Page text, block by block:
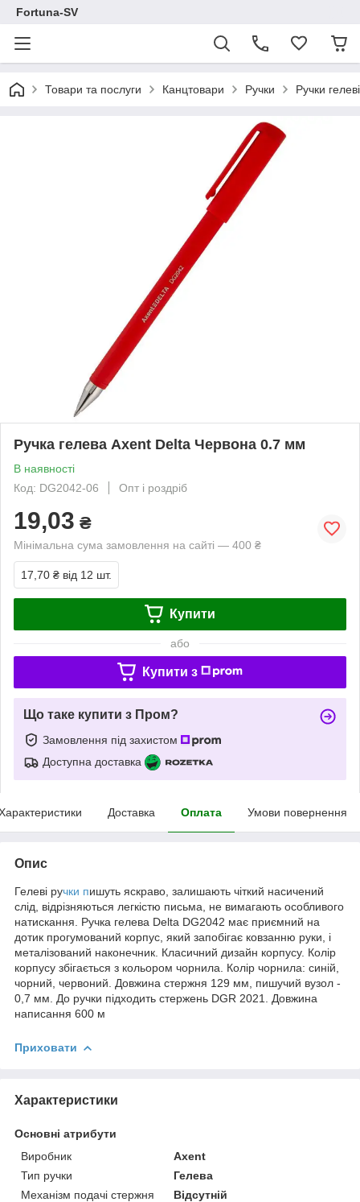
Fortuna-SV
Товари та послуги Канцтовари Ручки Ручки гелеві
Ручка гелева Axent Delta Червона 0.7 мм
В наявності
Код: DG2042-06
Опт і роздріб
19,03 ₴
Мінімальна сума замовлення на сайті — 400 ₴
17,70 ₴ від 12 шт.
Купити
або
Купити з
Що таке купити з Пром?
Замовлення під захистом
Доступна доставка
Доставка Оплата Умови повернення
Опис
Гелеві ручки пишуть яскраво, залишають чіткий насичений
слід, відрізняються легкістю письма, не вимагають особливого
натискання. Ручка гелева Delta DG2042 має приємний на
дотик прогумований корпус, який запобігає ковзанню руки, і
металізований наконечник. Класичний дизайн корпусу. Колір
корпусу збігається з кольором чорнила. Колір чорнила: синій,
чорний, червоний. Довжина стержня 129 мм, пишучий вузол -
0,7 мм. До ручки підходить стержень DGR 2021. Довжина
написання 600 м
Приховати
Характеристики
Основні атрибути
Виробник
Axent
Тип ручки
Гелева
Механізм подачі стержня
Відсутній